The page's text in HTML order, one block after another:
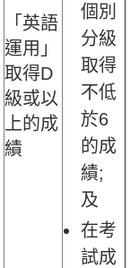
「英語
運用」
取得D
級或以
上的成
績
個別
分級
取得
不低
於6
的成
績;
及
在考
試成